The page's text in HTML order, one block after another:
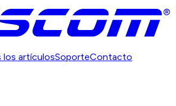
los artículosSoporteContacto